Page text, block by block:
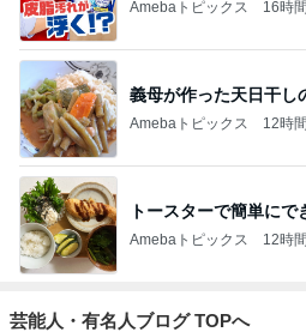
Amebaトピックス 16時
義母が作った天日干し
Amebaトピックス 12時
トースターで簡単にで
Amebaトピックス 12時
芸能人・有名人ブログ TOPへ